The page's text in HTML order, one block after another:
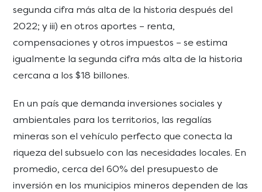
segunda cifra más alta de la historia después del
2022; y iii) en otros aportes – renta,
compensaciones y otros impuestos – se estima
igualmente la segunda cifra más alta de la historia
cercana a los $18 billones.
En un país que demanda inversiones sociales y
ambientales para los territorios, las regalías
mineras son el vehículo perfecto que conecta la
riqueza del subsuelo con las necesidades locales. En
promedio, cerca del 60% del presupuesto de
inversión en los municipios mineros dependen de las